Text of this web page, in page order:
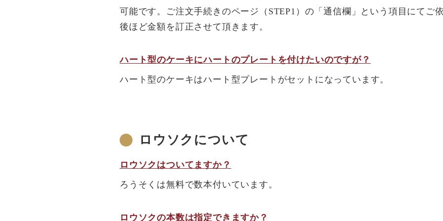
可能です。ご注文手続きのページ（STEP1）の「通信欄」という項目にてご
後ほど金額を訂正させて頂きます。
ハート型のケーキにハートのプレートを付けたいのですが？
ハート型のケーキはハート型プレートがセットになっています。
ロウソクについて
ロウソクはついてますか？
ろうそくは無料で数本付いています。
ロウソクの本数は指定できますか？